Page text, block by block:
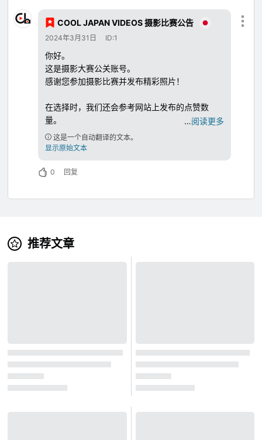
COOL JAPAN VIDEOS 摄影比赛公告
2024年3月31日 ID:1
你好。
这是摄影大赛公关账号。
感谢您参加摄影比赛并发布精彩照片！
在选择时，我们还会参考网站上发布的点赞数
量。
您还可以在社交媒体上分享您的帖子或将它们嵌
入到您的博客中，因此如果您愿意，请尝试一
下。
如果在选择标签时还可以选择县名和城市町/村的
会增加。 此外，通过关注其他用户并通过点赞帖
每人可以申请任意次数，因此我们期待收到许多
帖子！
…阅读更多
这是一个自动翻译的文本。
显示原始文本
0 回复
推荐文章